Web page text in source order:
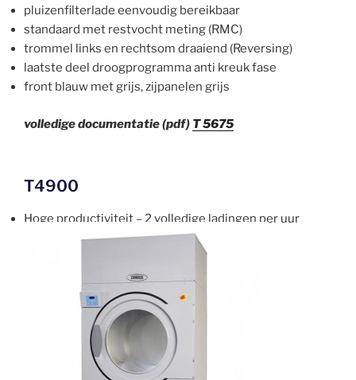
pluizenfilterlade eenvoudig bereikbaar
standaard met restvocht meting (RMC)
trommel links en rechtsom draaiend (Reversing)
laatste deel droogprogramma anti kreuk fase
front blauw met grijs, zijpanelen grijs
volledige documentatie (pdf) T 5675
T4900
Hoge productiviteit – 2 volledige ladingen per uur